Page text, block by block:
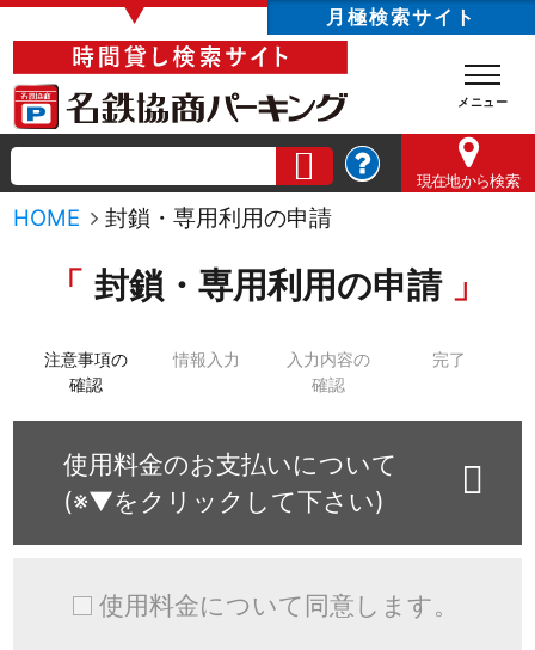
▼ 月極検索サイト
現在地から検索
HOME 封鎖・専用利用の申請
封鎖・専用利用の申請
注意事項の
確認
情報入力
入力内容の
確認
完了
使用料金のお支払いについて
(※▼をクリックして下さい)
使用料金について同意します。